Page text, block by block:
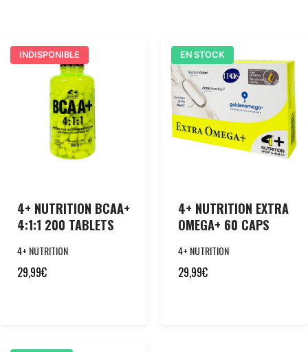
INDISPONIBLE
4+ NUTRITION BCAA+
4:1:1 200 TABLETS
4+ NUTRITION
29,99€
EN STOCK
4+ NUTRITION EXTRA
OMEGA+ 60 CAPS
4+ NUTRITION
29,99€